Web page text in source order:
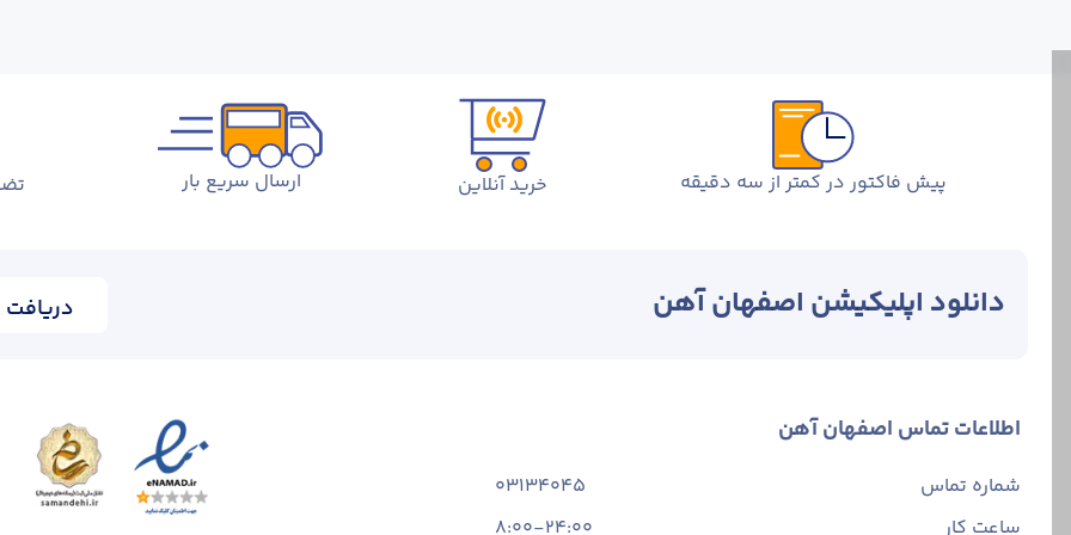
پیش فاکتور در کمتر از سه دقیقه خرید آنلاین ارسال سریع بار
دانلود اپلیکیشن اصفهان آهن دریافت
اطلاعات تماس اصفهان آهن
شماره تماس
03134045
ساعت کار
8:00-24:00